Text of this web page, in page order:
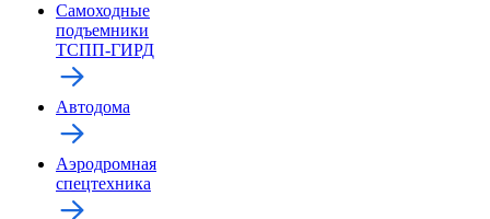
Самоходные
подъемники
ТСПП-ГИРД
Автодома
Аэродромная
спецтехника